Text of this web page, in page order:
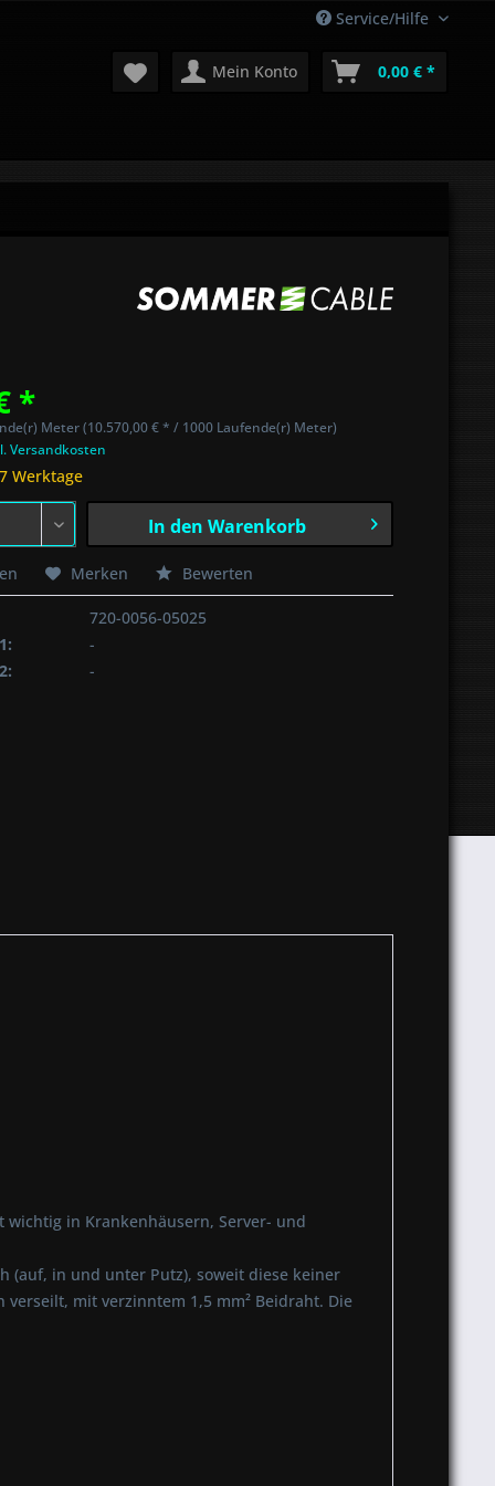
Service/Hilfe
Mein Konto 0,00 € *
*
Meter (10.570,00 € * / 1000 Laufende(r) Meter)
Versandkosten
Werktage
In den Warenkorb
Merken Bewerten
720-0056-05025
-
-
in Krankenhäusern, Server- und
in und unter Putz), soweit diese keiner
mit verzinntem 1,5 mm² Beidraht. Die